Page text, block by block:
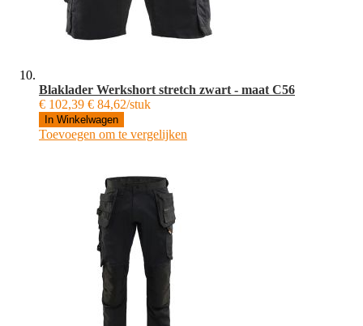
Blaklader Werkshort stretch zwart - maat C56
€ 102,39 € 84,62/stuk
In Winkelwagen
Toevoegen om te vergelijken